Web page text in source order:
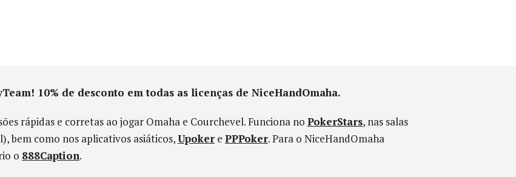
10% de desconto em todas as licenças de NiceHandOmaha.
rápidas e corretas ao jogar Omaha e Courchevel. Funciona no PokerStars, nas salas
bem como nos aplicativos asiáticos,Upoker e PPPoker. Para o NiceHandOmaha
o 888Caption.